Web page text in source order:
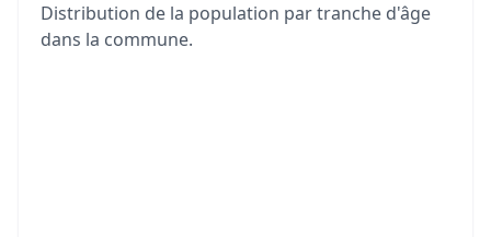
Distribution de la population par tranche d'âge
dans la commune.